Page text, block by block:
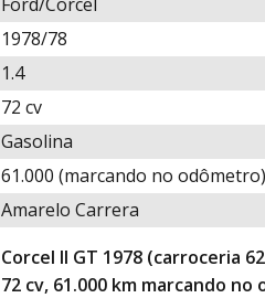
para este
carro
1978/78
1.4
72 cv
Gasolina
61.000 (marcando no odômetro)
Amarelo Carrera
Corcel II GT 1978 (carroceria
72 cv, 61.000 km marcando